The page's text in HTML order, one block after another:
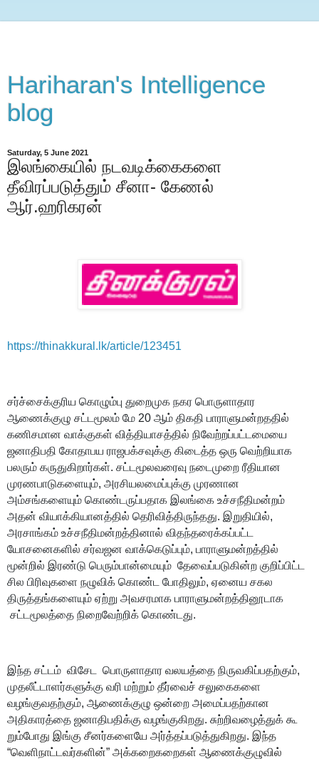
Hariharan's Intelligence
blog
Saturday, 5 June 2021
இலங்கையில் நடவடிக்கைகளை
தீவிரப்படுத்தும் சீனா- கேணல்
ஆர்.ஹரிகரன்
https://thinakkural.lk/article/123451
சர்ச்சைக்குரிய கொழும்பு துறைமுக நகர பொருளாதார
ஆணைக்குழு சட்டமூலம் மே 20 ஆம் திகதி பாராளுமன்றததில்
கணிசமான வாக்குகள் வித்தியாசத்தில் நிவேற்றப்பட்டமையை
ஜனாதிபதி கோதாபய ராஜபக்சவுக்கு கிடைத்த ஒரு வெற்றியாக
பலரும் கருதுகிறார்கள். சட்டமூலவரைவு நடைமுறை ரீதியான
முரணபாடுகளையும், அரசியலமைப்புக்கு முரணான
அம்சங்களையும் கொண்டருப்பதாக இலங்கை உச்சநீதிமன்றம்
அதன் வியாக்கியானத்தில் தெரிவித்திருந்தது. இறுதியில்,
அரசாங்கம் உச்சநீதிமன்றத்தினால் விதந்தரைக்கப்பட்ட
யோசனைகளில் சர்வஜன வாக்கெடுப்பும், பாராளுமன்றத்தில்
மூன்றில் இரண்டு பெரும்பான்மையும் தேவைப்படுகின்ற குறிப்பிட்ட
சில பிரிவுகளை நழுவிக் கொண்ட போதிலும், ஏனைய சகல
திருத்தங்களையும் ஏற்று அவசரமாக பாராளுமன்றத்தினூடாக
சட்டமூலத்தை நிறைவேற்றிக் கொண்டது.
இந்த சட்டம் விசேட பொருளாதார வலயத்தை நிருவகிப்பதற்கும்,
முதலீட்டாளர்களுக்கு வரி மற்றும் தீர்வைச் சலுகைகளை
வழங்குவதற்கும், ஆணைக்குழு ஒன்றை அமைப்பதற்கான
அதிகாரத்தை ஜனாதிபதிக்கு வழங்குகிறது. சுற்றிவழைத்துக் கூ
றும்போது இங்கு சீனர்களையே அர்த்தப்படுத்துகிறது. இந்த
“வெளிநாட்டவர்களின்” அக்கறைகறைகள் ஆணைக்குழுவில்